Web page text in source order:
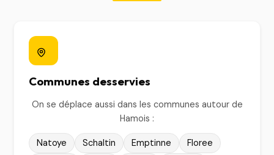
Communes desservies
On se déplace aussi dans les communes autour de
Hamois :
Natoye Schaltin Emptinne
Floree